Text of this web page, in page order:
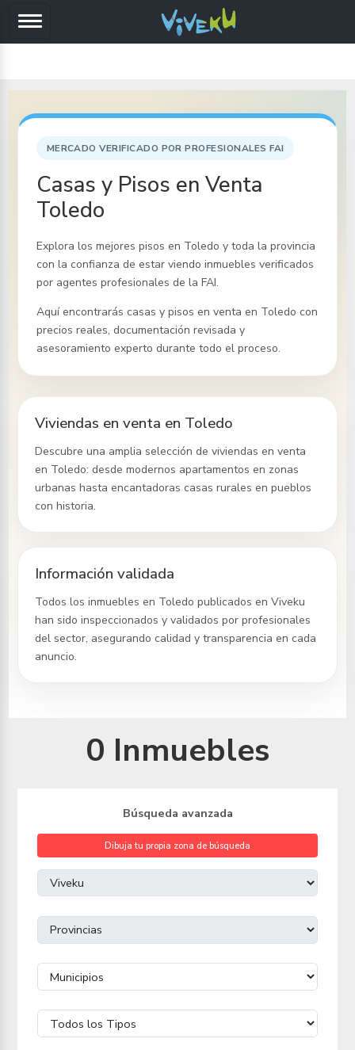
MERCADO VERIFICADO POR PROFESIONALES FAI
Casas y Pisos en Venta
Toledo
Explora los mejores pisos en Toledo y toda la provincia
con la confianza de estar viendo inmuebles verificados
por agentes profesionales de la FAI.
Aquí encontrarás casas y pisos en venta en Toledo con
precios reales, documentación revisada y
asesoramiento experto durante todo el proceso.
Viviendas en venta en Toledo
Descubre una amplia selección de viviendas en venta
en Toledo: desde modernos apartamentos en zonas
urbanas hasta encantadoras casas rurales en pueblos
con historia.
Información validada
Todos los inmueblesen Toledo publicados en Viveku
han sido inspeccionados y validados por profesionales
del sector, asegurando calidad y transparencia en cada
anuncio.
0 Inmuebles
Búsqueda avanzada
Dibuja tu propia zona de búsqueda